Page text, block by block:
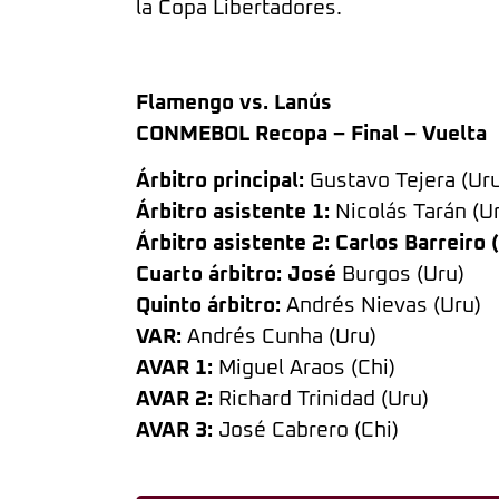
la Copa Libertadores.
Flamengo vs. Lanús
CONMEBOL Recopa – Final – Vuelta
Árbitro principal: Gustavo Tejera
Árbitro asistente 1: Nicolás Tarán
Árbitro asistente 2: Carlos Barreiro
Cuarto árbitro: José Burgos (Uru)
Quinto árbitro: Andrés Nievas (Uru)
VAR: Andrés Cunha (Uru)
AVAR 1: Miguel Araos (Chi)
AVAR 2: Richard Trinidad (Uru)
AVAR 3: José Cabrero (Chi)